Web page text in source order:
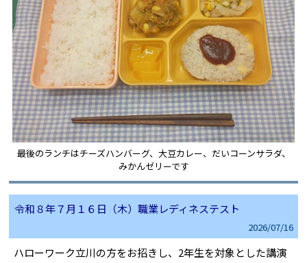
最後のランチはチーズハンバーグ、大豆カレー、だいコーンサラダ、
みかんゼリーです
令和８年７月１６日（木）職業レディネステスト
2026/07/16
ハローワーク立川の方をお招きし、2年生を対象とした講演